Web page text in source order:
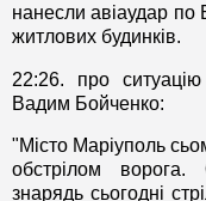
нанесли авіаудар по
житлових будинків.
22:26. про
Вадим Бойченко:
"Місто Маріуполь
обстрілом ворога.
знарядь сьогодні